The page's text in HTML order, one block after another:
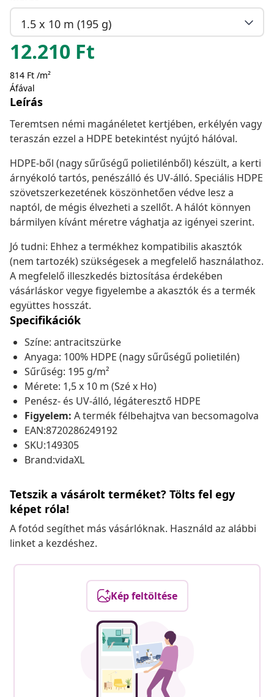
1.5 x 10 m (195 g)
12.210 Ft
814 Ft /m²
Áfával
Leírás
Teremtsen némi magánéletet kertjében, erkélyén vagy
teraszán ezzel a HDPE betekintést nyújtó hálóval.
HDPE-ből (nagy sűrűségű polietilénből) készült, a kerti
árnyékoló tartós, penészálló és UV-álló. Speciális HDPE
szövetszerkezetének köszönhetően védve lesz a
naptól, de mégis élvezheti a szellőt. A hálót könnyen
bármilyen kívánt méretre vághatja az igényei szerint.
Jó tudni: Ehhez a termékhez kompatibilis akasztók
(nem tartozék) szükségesek a megfelelő használathoz.
A megfelelő illeszkedés biztosítása érdekében
vásárláskor vegye figyelembe a akasztók és a termék
együttes hosszát.
Specifikációk
Színe: antracitszürke
Anyaga: 100% HDPE (nagy sűrűségű polietilén)
Sűrűség: 195 g/m²
Mérete: 1,5 x 10 m (Szé x Ho)
Penész- és UV-álló, légáteresztő HDPE
Figyelem: A termék félbehajtva van becsomagolva
EAN:8720286249192
SKU:149305
Brand:vidaXL
Tetszik a vásárolt terméket? Tölts fel egy
képet róla!
A fotód segíthet más vásárlóknak. Használd az alábbi
linket a kezdéshez.
Kép feltöltése